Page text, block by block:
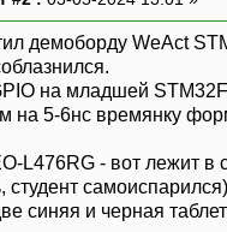
демоборду WeAct
на младшей
на 5-6нс времянку
L476RG - вот лежит в
студент самоиспарился)
синяя и черная